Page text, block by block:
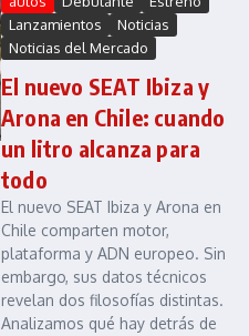
Lanzamientos
Noticias
Noticias del Mercado
El nuevo SEAT Ibiza y
Arona en Chile: cuando
un litro alcanza para
todo
El nuevo SEAT Ibiza y Arona en
Chile comparten motor,
plataforma y ADN europeo. Sin
embargo, sus datos técnicos
revelan dos filosofías distintas.
Analizamos qué hay detrás de